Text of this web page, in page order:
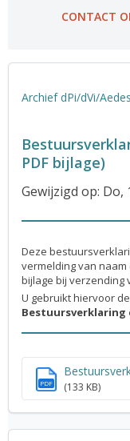
CONTACT
Archief dPi/dVi/
PDF bijlage)
Gewijzigd op: Do,
Deze
vermelding van
bijlage bij verzending
U gebruikt hiervoor
Bestuursverklaring
PDF (133 KB)